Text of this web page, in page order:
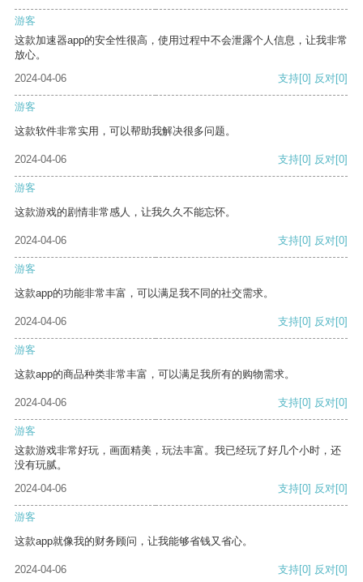
游客
这款加速器app的安全性很高，使用过程中不会泄露个人信息，让我非常
放心。
2024-04-06
支持[0] 反对[0]
游客
这款软件非常实用，可以帮助我解决很多问题。
2024-04-06 支持[0] 反对[0]
游客
这款游戏的剧情非常感人，让我久久不能忘怀。
2024-04-06 支持[0] 反对[0]
游客
这款app的功能非常丰富，可以满足我不同的社交需求。
2024-04-06 支持[0] 反对[0]
游客
这款app的商品种类非常丰富，可以满足我所有的购物需求。
2024-04-06 支持[0] 反对[0]
游客
这款游戏非常好玩，画面精美，玩法丰富。我已经玩了好几个小时，还
没有玩腻。
2024-04-06
支持[0] 反对[0]
游客
这款app就像我的财务顾问，让我能够省钱又省心。
2024-04-06 支持[0] 反对[0]